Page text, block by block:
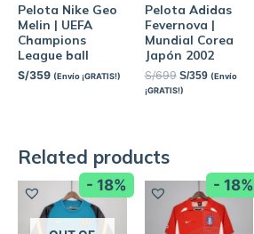
Pelota Nike Geo
Melin | UEFA
Champions
League ball
S/359 (Envío ¡GRATIS!)
Pelota Adidas
Fevernova |
Mundial Corea
Japón 2002
S/699 S/359 (Envío
¡GRATIS!)
Related products
- 18% - 18%